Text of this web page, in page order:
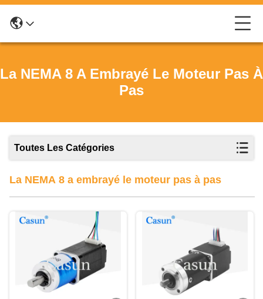
La NEMA 8 A Embrayé Le Moteur Pas À
Pas
Toutes Les Catégories
La NEMA 8 a embrayé le moteur pas à pas